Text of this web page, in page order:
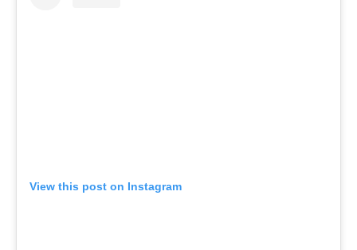
View this post on Instagram